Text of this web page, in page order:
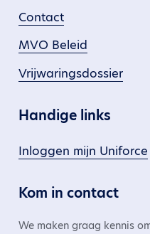
Contact
MVO Beleid
Vrijwaringsdossier
Handige links
Inloggen mijn Uniforce
Kom in contact
We maken graag kennis